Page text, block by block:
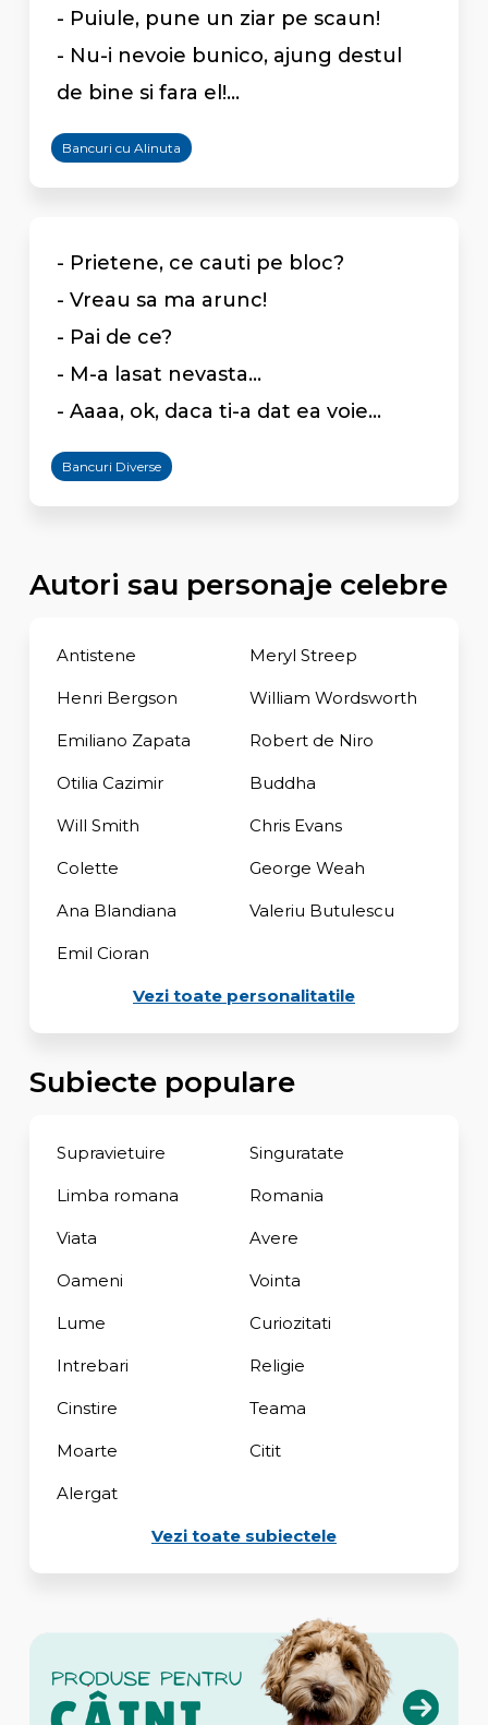
- Puiule, pune un ziar pe scaun!
- Nu-i nevoie bunico, ajung destul
de bine si fara el!...
Bancuri cu Alinuta
- Prietene, ce cauti pe bloc?
- Vreau sa ma arunc!
- Pai de ce?
- M-a lasat nevasta...
- Aaaa, ok, daca ti-a dat ea voie...
Bancuri Diverse
Autori sau personaje celebre
Antistene Meryl Streep
Henri Bergson William Wordsworth
Emiliano Zapata Robert de Niro
Otilia Cazimir Buddha
Will Smith Chris Evans
Colette George Weah
Ana Blandiana Valeriu Butulescu
Emil Cioran
Vezi toate personalitatile
Subiecte populare
Supravietuire Singuratate
Limba romana Romania
Viata Avere
Oameni Vointa
Lume Curiozitati
Intrebari Religie
Cinstire Teama
Moarte Citit
Alergat
Vezi toate subiectele